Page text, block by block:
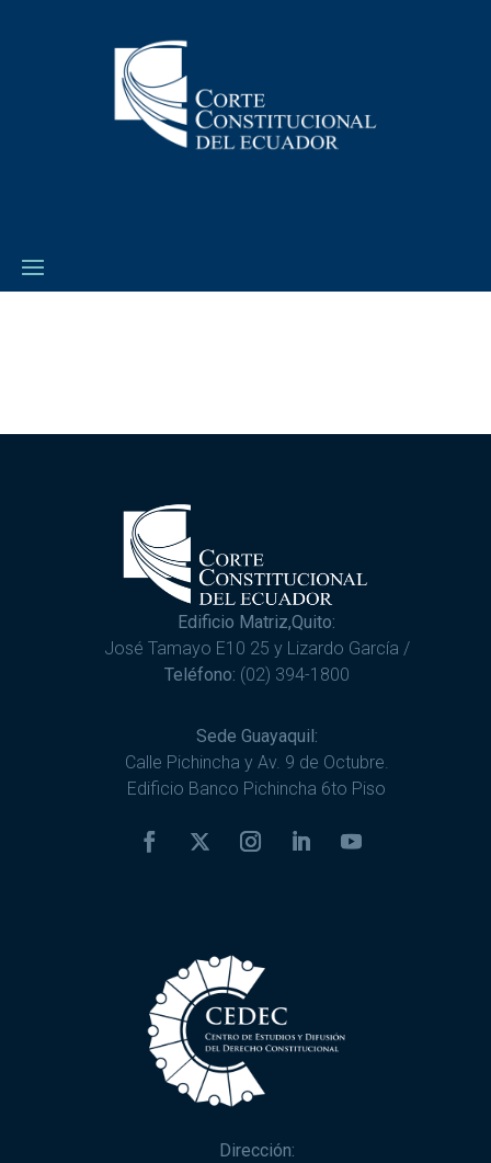
Edificio Matriz,Quito:
José Tamayo E10 25 y Lizardo García /
Teléfono: (02) 394-1800
Sede Guayaquil:
Calle Pichincha y Av. 9 de Octubre.
Edificio Banco Pichincha 6to Piso
Dirección: